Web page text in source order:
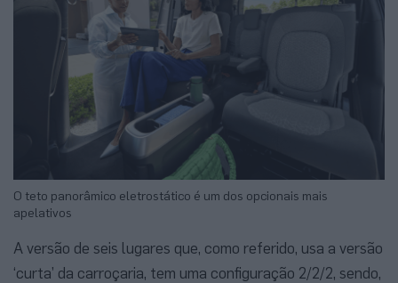
O teto panorâmico eletrostático é um dos opcionais mais
apelativos
A versão de seis lugares que, como referido, usa a versão
‘curta’ da carroçaria, tem uma configuração 2/2/2, sendo,